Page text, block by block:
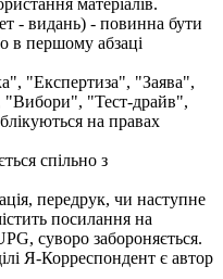
- видань) - повинна бути
в першому абзаці
"Експертиза", "Заява",
"Вибори", "Тест-драйв",
на правах
спільно з
передрук, чи наступне
посилання на
суворо забороняється.
Я-Корреспондент є автор